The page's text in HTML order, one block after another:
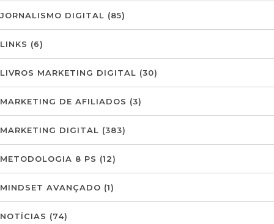
JORNALISMO DIGITAL (85)
LINKS (6)
LIVROS MARKETING DIGITAL (30)
MARKETING DE AFILIADOS (3)
MARKETING DIGITAL (383)
METODOLOGIA 8 PS (12)
MINDSET AVANÇADO (1)
NOTÍCIAS (74)